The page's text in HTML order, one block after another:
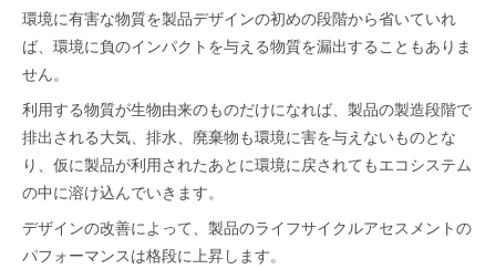
環境に有害な物質を製品デザインの初めの段階から省いていれ
ば、環境に負のインパクトを与える物質を漏出することもありま
せん。
利用する物質が生物由来のものだけになれば、製品の製造段階で
排出される大気、排水、廃棄物も環境に害を与えないものとな
り、仮に製品が利用されたあとに環境に戻されてもエコシステム
の中に溶け込んでいきます。
デザインの改善によって、製品のライフサイクルアセスメントの
パフォーマンスは格段に上昇します。